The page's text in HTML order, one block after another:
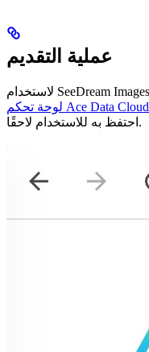
عملية التقديم
لوحة تحكم Ace Data Cloud
احتفظ به للاستخدام لاحقًا.